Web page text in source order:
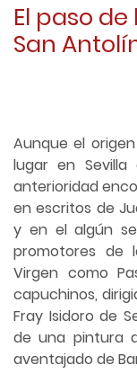
El paso
San
Aunque el
lugar en Sevilla
anterioridad
en escritos de
y en el algún
promotores de
Virgen como
capuchinos,
Fray Isidoro de
de una pintura
aventajado de